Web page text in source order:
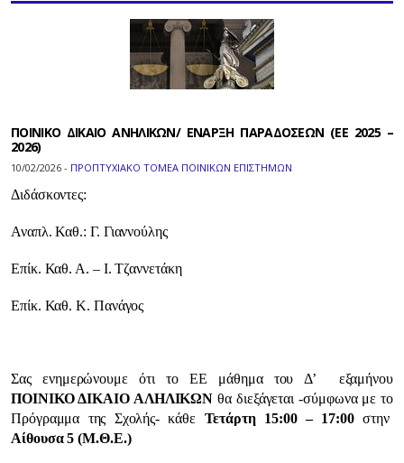
ΠΟΙΝΙΚΟ ΔΙΚΑΙΟ ΑΝΗΛΙΚΩΝ/ ΕΝΑΡΞΗ ΠΑΡΑΔΟΣΕΩΝ (ΕΕ 2025 –
2026)
10/02/2026 - ΠΡΟΠΤΥΧΙΑΚΟ ΤΟΜΕΑ ΠΟΙΝΙΚΩΝ ΕΠΙΣΤΗΜΩΝ
Διδάσκοντες:
Αναπλ. Καθ.: Γ. Γιαννούλης
Επίκ. Καθ. Α. – Ι. Τζαννετάκη
Επίκ. Καθ. Κ. Πανάγος
Σας ενημερώνουμε ότι το ΕΕ μάθημα του Δ’ εξαμήνου
ΠΟΙΝΙΚΟ ΔΙΚΑΙΟ ΑΛΗΛΙΚΩΝθα διεξάγεται -σύμφωνα με το
Πρόγραμμα της Σχολής- κάθε Τετάρτη 15:00 – 17:00στην
Αίθουσα 5 (Μ.Θ.Ε.)